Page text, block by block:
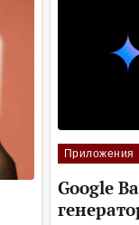
Приложения
Google